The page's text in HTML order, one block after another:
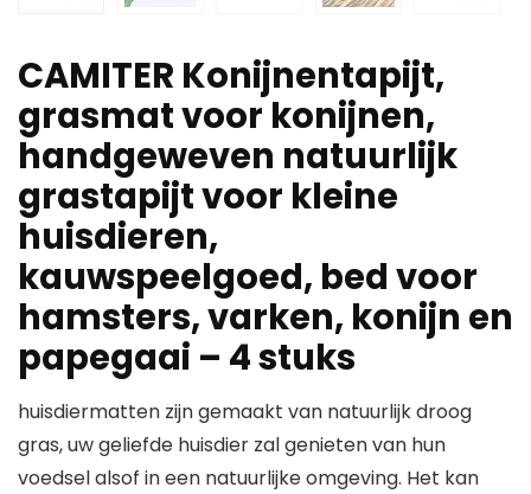
CAMITER Konijnentapijt,
grasmat voor konijnen,
handgeweven natuurlijk
grastapijt voor kleine
huisdieren,
kauwspeelgoed, bed voor
hamsters, varken, konijn en
papegaai – 4 stuks
huisdiermatten zijn gemaakt van natuurlijk droog
gras, uw geliefde huisdier zal genieten van hun
voedsel alsof in een natuurlijke omgeving. Het kan